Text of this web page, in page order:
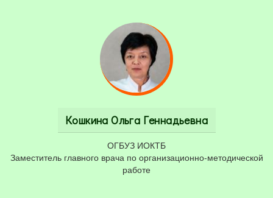
Кошкина Ольга Геннадьевна
ОГБУЗ ИОКТБ
Заместитель главного врача по организационно-методической
работе